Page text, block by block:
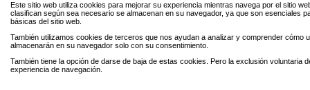
Este sitio web utiliza cookies para mejorar su experiencia mientras navega por el sitio
clasifican según sea necesario se almacenan en su navegador, ya que son esenciales
básicas del sitio web.
También utilizamos cookies de terceros que nos ayudan a analizar y comprender cómo
almacenarán en su navegador solo con su consentimiento.
También tiene la opción de darse de baja de estas cookies. Pero la exclusión voluntaria
experiencia de navegación.